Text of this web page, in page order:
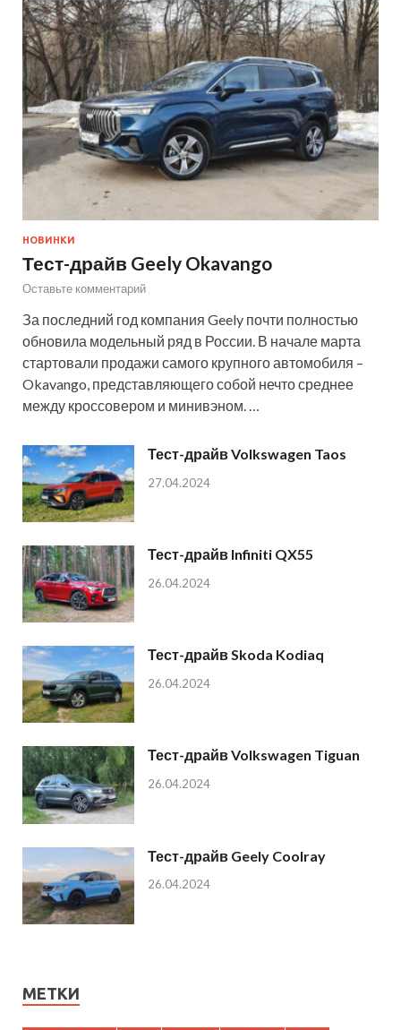
НОВИНКИ
Тест-драйв Geely Okavango
Оставьте комментарий
За последний год компания Geely почти полностью
обновила модельный ряд в России. В начале марта
стартовали продажи самого крупного автомобиля –
Okavango, представляющего собой нечто среднее
между кроссовером и минивэном. …
Тест-драйв Volkswagen Taos
27.04.2024
Тест-драйв Infiniti QX55
26.04.2024
Тест-драйв Skoda Kodiaq
26.04.2024
Тест-драйв Volkswagen Tiguan
26.04.2024
Тест-драйв Geely Coolray
26.04.2024
МЕТКИ